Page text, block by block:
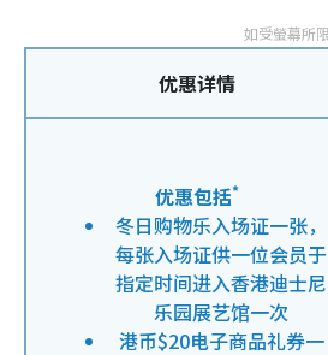
优惠详情
优惠包括*
冬日购物乐入场证一张，
每张入场证供一位会员于
指定时间进入香港迪士尼
乐园展艺馆一次
港币$20电子商品礼券一